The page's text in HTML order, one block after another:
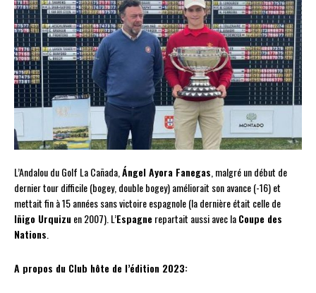
L’Andalou du Golf La Cañada, Ángel Ayora Fanegas , malgré un début de
dernier tour difficile (bogey, double bogey) améliorait son avance (-16) et
mettait fin à 15 années sans victoire espagnole (la dernière était celle de
Iñigo Urquizuen 2007). L’Espagnerepartait aussi avec laCoupe des
Nations
A propos du Club hôte de l’édition 2023: